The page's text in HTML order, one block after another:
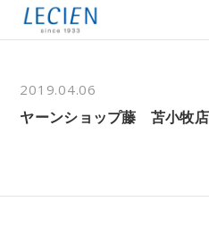
2019.04.06
ヤーンショップ藤 苫小牧店